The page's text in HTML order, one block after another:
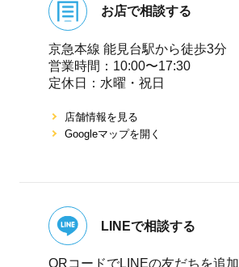
お店で相談する
京急本線 能⾒台駅から徒歩3分
営業時間：10:00〜17:30
定休⽇：⽔曜・祝⽇
店舗情報を⾒る
Googleマップを開く
LINEで相談する
QRコードでLINEの友だちを追加